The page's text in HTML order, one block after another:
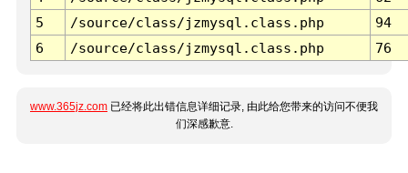
5
/source/class/jzmysql.class.php
94
6
/source/class/jzmysql.class.php 76
www.365jz.com 已经将此出错信息详细记录, 由此给您带来的访问不便我
们深感歉意.